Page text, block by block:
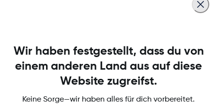
LBL013583 Rev002
Wir haben festgestellt, dass du von
einem anderen Land aus auf diese
Website zugreifst.
Keine Sorge—wir haben alles für dich vorbereitet.